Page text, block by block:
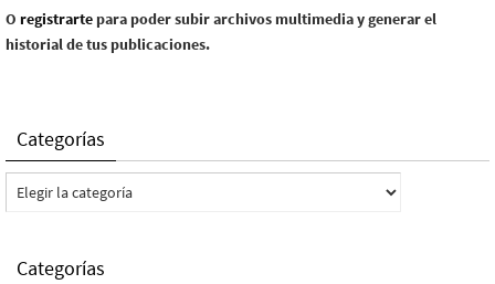
O registrarte para poder subir archivos multimedia y generar el
historial de tus publicaciones.
Categorías
Categorías
Categorías